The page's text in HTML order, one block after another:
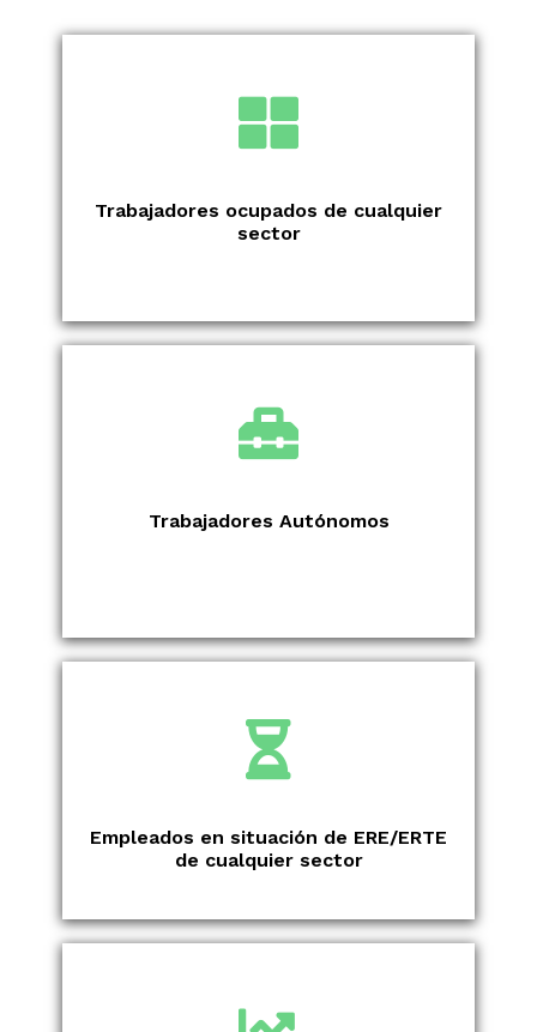
Trabajadores ocupados de cualquier
sector
Trabajadores Autónomos
Empleados en situación de ERE/ERTE
de cualquier sector